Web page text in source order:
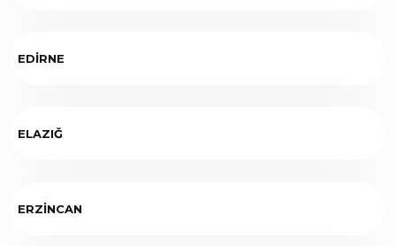
EDİRNE
ELAZIĞ
ERZİNCAN